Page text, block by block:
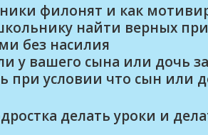
филонят и как
найти верных
без насилия
у вашего сына или дочь
при условии что сын или
делать уроки и